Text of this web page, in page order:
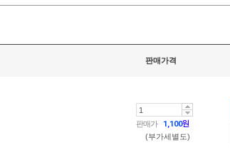
판매가격
판매가 1,100원
(부가세별도)